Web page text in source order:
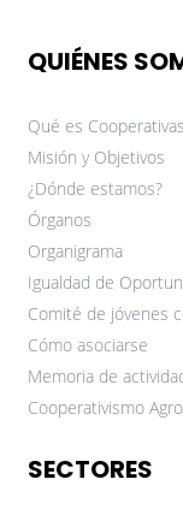
QUIÉNES
Qué es
Misión y Objetivos
¿Dónde estamos?
Órganos
Organigrama
Igualdad de
Comité de jóvenes
Cómo asociarse
Memoria de
Cooperativismo
SECTORES